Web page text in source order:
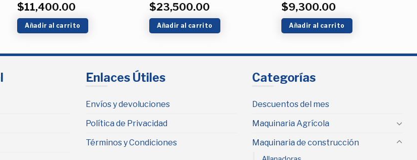
$11,400.00
Añadir al carrito
$23,500.00
Añadir al carrito
$9,300.00
Añadir al carrito
Enlaces Útiles
Envíos y devoluciones
Política de Privacidad
Términos y Condiciones
Categorías
Descuentos del mes
Maquinaria Agrícola
Maquinaria de construcción